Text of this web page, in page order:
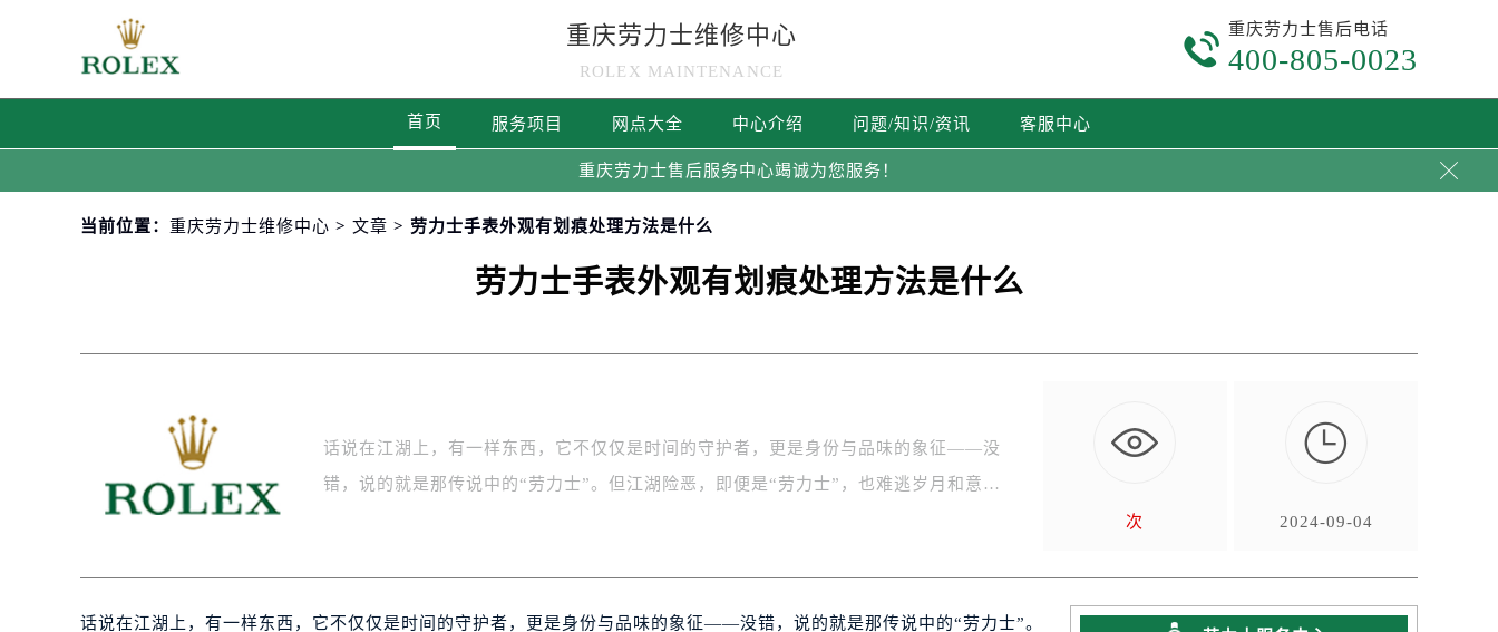
重庆劳力士维修中心
ROLEX MAINTENANCE

重庆劳力士售后电话
400-805-0023
首页 服务项目 网点大全 中心介绍 问题/知识/资讯 客服中心
重庆劳力士售后服务中心竭诚为您服务！ 
当前位置： 重庆劳力士维修中心 > 文章 > 劳力士手表外观有划痕处理方法是什么
劳力士手表外观有划痕处理方法是什么
话说在江湖上，有一样东西，它不仅仅是时间的守护者，更是身份与品味的象征——没
错，说的就是那传说中的“劳力士”。但江湖险恶，即便是“劳力士”，也难逃岁月和意…
次

2024-09-04
话说在江湖上，有一样东西，它不仅仅是时间的守护者，更是身份与品味的象征——没错，说的就是那传说中的“劳力士”。